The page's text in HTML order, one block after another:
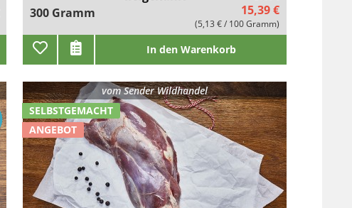
300 Gramm
15,39 €
(5,13 € / 100 Gramm)
In den Warenkorb
SELBSTGEMACHT
ANGEBOT
vomSender Wildhandel